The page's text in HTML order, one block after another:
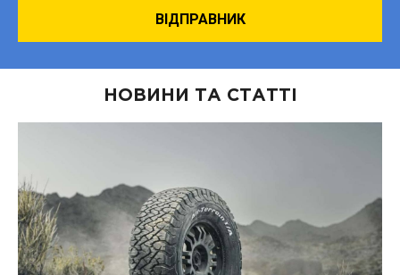
НОВИНИ ТА СТАТТІ